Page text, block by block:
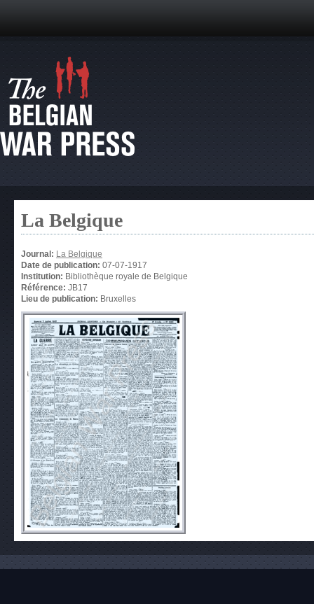
La Belgique
Journal: La Belgique
Date de publication: 07-07-1917
Institution: Bibliothèque royale de Belgique
Référence: JB17
Lieu de publication: Bruxelles